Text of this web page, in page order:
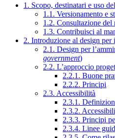
1. Scopo, destinatari e uso
1.1. Versionamento e
1.2. Consultazione del
1.3. Contribuisci al
2. Introduzione al design
2.1. Design per
government)
2.2. L’approccio
2.2.1. Buone
2.2.2. Principi
2.3. Accessibilità
2.3.1.
2.3.2.
2.3.3. Principi
2.3.4. Linee